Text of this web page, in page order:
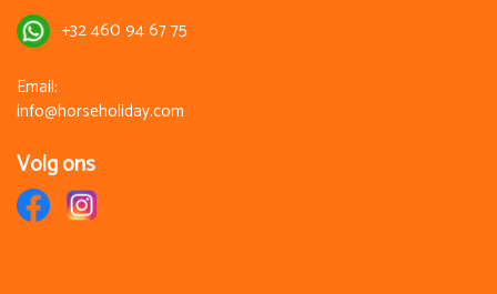
+32 460 94 67 75
Email:
info@horseholiday.com
Volg ons